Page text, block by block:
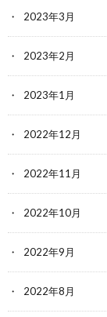
2023年3月
2023年2月
2023年1月
2022年12月
2022年11月
2022年10月
2022年9月
2022年8月